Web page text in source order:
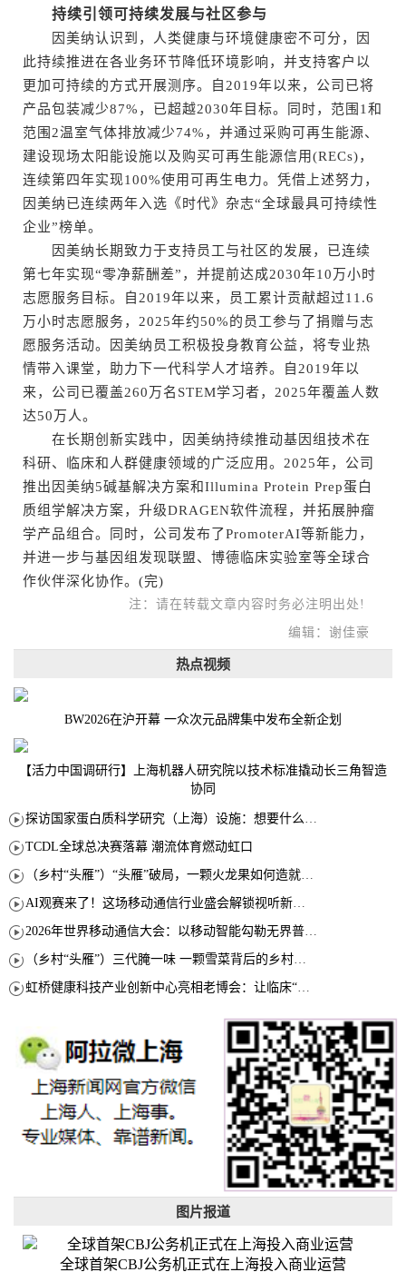
持续引领可持续发展与社区参与
因美纳认识到，人类健康与环境健康密不可分，因
此持续推进在各业务环节降低环境影响，并支持客户以
更加可持续的方式开展测序。自2019年以来，公司已将
产品包装减少87%，已超越2030年目标。同时，范围1和
范围2温室气体排放减少74%，并通过采购可再生能源、
建设现场太阳能设施以及购买可再生能源信用(RECs)，
连续第四年实现100%使用可再生电力。凭借上述努力，
因美纳已连续两年入选《时代》杂志“全球最具可持续性
企业”榜单。
因美纳长期致力于支持员工与社区的发展，已连续
第七年实现“零净薪酬差”，并提前达成2030年10万小时
志愿服务目标。自2019年以来，员工累计贡献超过11.6
万小时志愿服务，2025年约50%的员工参与了捐赠与志
愿服务活动。因美纳员工积极投身教育公益，将专业热
情带入课堂，助力下一代科学人才培养。自2019年以
来，公司已覆盖260万名STEM学习者，2025年覆盖人数
达50万人。
在长期创新实践中，因美纳持续推动基因组技术在
科研、临床和人群健康领域的广泛应用。2025年，公司
推出因美纳5碱基解决方案和Illumina Protein Prep蛋白
质组学解决方案，升级DRAGEN软件流程，并拓展肿瘤
学产品组合。同时，公司发布了PromoterAI等新能力，
并进一步与基因组发现联盟、博德临床实验室等全球合
作伙伴深化协作。(完)
注：请在转载文章内容时务必注明出处!
编辑：谢佳豪
热点视频
BW2026在沪开幕 一众次元品牌集中发布全新企划
【活力中国调研行】上海机器人研究院以技术标准撬动长三角智造
协同
探访国家蛋白质科学研究（上海）设施：想要什么蛋白 AI直接设计合成
TCDL全球总决赛落幕 潮流体育燃动虹口
（乡村“头雁”）“头雁”破局，一颗火龙果如何造就沪上乡村特色产业化路径
AI观赛来了！这场移动通信行业盛会解锁视听新玩法
2026年世界移动通信大会：以移动智能勾勒无界普惠新愿景
（乡村“头雁”）三代腌一味 一颗雪菜背后的乡村致富经
虹桥健康科技产业创新中心亮相老博会：让临床“需求”定义银发经济新生态
图片报道
全球首架CBJ公务机正式在上海投入商业运营